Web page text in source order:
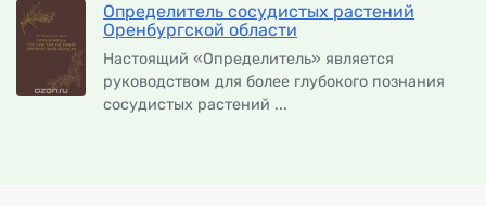
Определитель сосудистых растений
Оренбургской области
Настоящий «Определитель» является
руководством для более глубокого познания
сосудистых растений ...